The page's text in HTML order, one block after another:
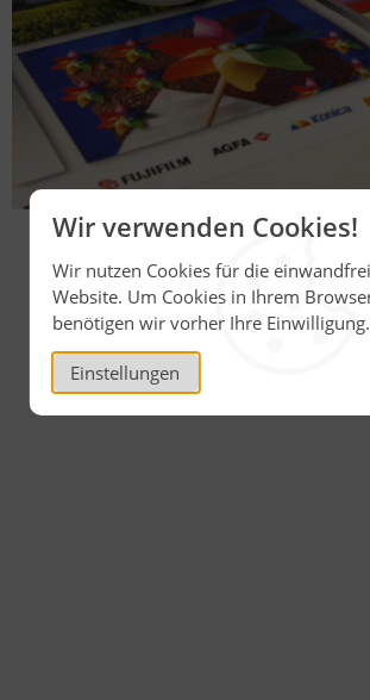
Wir verwenden Cookies!
Wir nutzen Cookies für die
Website. Um Cookies in Ihrem
benötigen wir vorher Ihre Einwilligung.
Einstellungen